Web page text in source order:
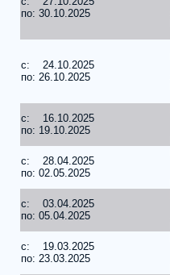
по: 30.10.2025
c: 24.10.2025
по: 26.10.2025
c: 16.10.2025
по: 19.10.2025
c: 28.04.2025
по: 02.05.2025
c: 03.04.2025
по: 05.04.2025
c: 19.03.2025
по: 23.03.2025